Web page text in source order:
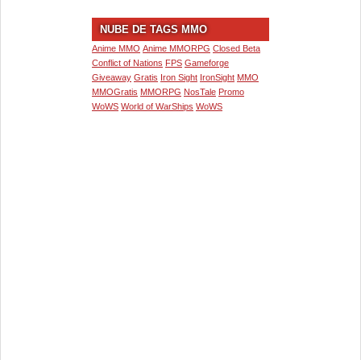
NUBE DE TAGS MMO
Anime MMO Anime MMORPG Closed Beta
Conflict of Nations FPS Gameforge
Giveaway Gratis Iron Sight IronSight MMO
MMOGratis MMORPG NosTale Promo
WoWS World of WarShips WoWS